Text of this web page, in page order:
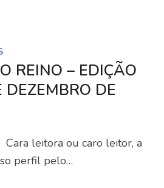
nocorpocerto.net/
config-templatebuilder/avia-
manager.class.php
array offset on value of type
REINO – EDIÇÃO
DEZEMBRO DE
leitora ou caro leitor, a
perfil pelo…